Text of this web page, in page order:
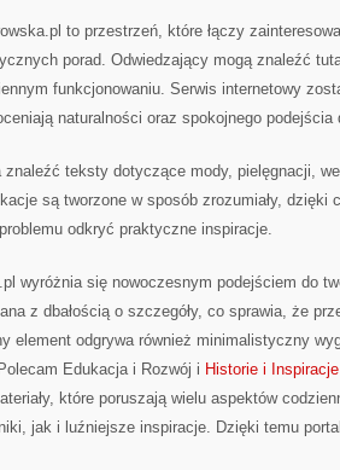
to przestrzeń, które łączy
porad. Odwiedzający mogą znaleźć
funkcjonowaniu. Serwis internetowy
naturalności oraz spokojnego podejścia
znaleźć teksty dotyczące mody, pielęgnacji,
są tworzone w sposób zrozumiały, dzięki
odkryć praktyczne inspiracje.
wyróżnia się nowoczesnym podejściem do
z dbałością o szczegóły, co sprawia, że
element odgrywa również minimalistyczny
Edukacja i Rozwój i Historie i Inspiracje
które poruszają wielu aspektów
jak i luźniejsze inspiracje. Dzięki temu